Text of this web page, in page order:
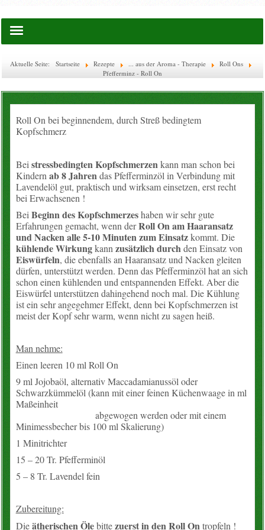
Startseite
Lies doch mal ...
Flaschen & Boxen
Glas-Flaschen
WECK
Ätherische Öle
Konto
Warenkorb
Über uns
Neues vom Hof
unsere Angebote
Wissenslexikon
EM-Info
Rezepte
Kontakt
Aktuelle Seite: Startseite Rezepte ... aus der Aroma - Therapie
Roll Ons
Pfefferminz - Roll On
Roll On bei beginnendem, durch Streß bedingtem
Kopfschmerz
Bei stressbedingten Kopfschmerzen kann man schon bei
Kindern ab 8 Jahren das Pfefferminzöl in Verbindung mit
Lavendelöl gut, praktisch und wirksam einsetzen, erst recht
bei Erwachsenen !
Bei Beginn des Kopfschmerzeshaben wir sehr gute
Erfahrungen gemacht, wenn derRoll On am Haaransatz
und Nacken alle 5-10 Minuten zum Einsatzkommt. Die
kühlende Wirkungkann zusätzlich durch den Einsatz von
Eiswürfeln, die ebenfalls an Haaransatz und Nacken gleiten
dürfen, unterstützt werden. Denn das Pfefferminzöl hat an sich
schon einen kühlenden und entspannenden Effekt. Aber die
Eiswürfel unterstützen dahingehend noch mal. Die Kühlung
ist ein sehr angegehmer Effekt, denn bei Kopfschmerzen ist
meist der Kopf sehr warm, wenn nicht zu sagen heiß.
Man nehme:
Einen leeren 10 ml Roll On
9 ml Jojobaöl, alternativ Maccadamianussöl oder
Schwarzkümmelöl (kann mit einer feinen Küchenwaage in ml
Maßeinheit
abgewogen werden oder mit einem
Minimessbecher bis 100 ml Skalierung)
1 Minitrichter
15 – 20 Tr. Pfefferminöl
5 – 8 Tr. Lavendel fein
Zubereitung:
Dieätherischen Ölebittezuerstin den Roll On tropfeln !